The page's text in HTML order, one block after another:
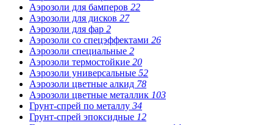
Аэрозоли для бамперов 22
Аэрозоли для дисков 27
Аэрозоли для фар 2
Аэрозоли со спецэффектами 26
Аэрозоли специальные 2
Аэрозоли термостойкие 20
Аэрозоли универсальные 52
Аэрозоли цветные алкид 78
Аэрозоли цветные металлик 103
Грунт-спрей по металлу 34
Грунт-спрей эпоксидные 12